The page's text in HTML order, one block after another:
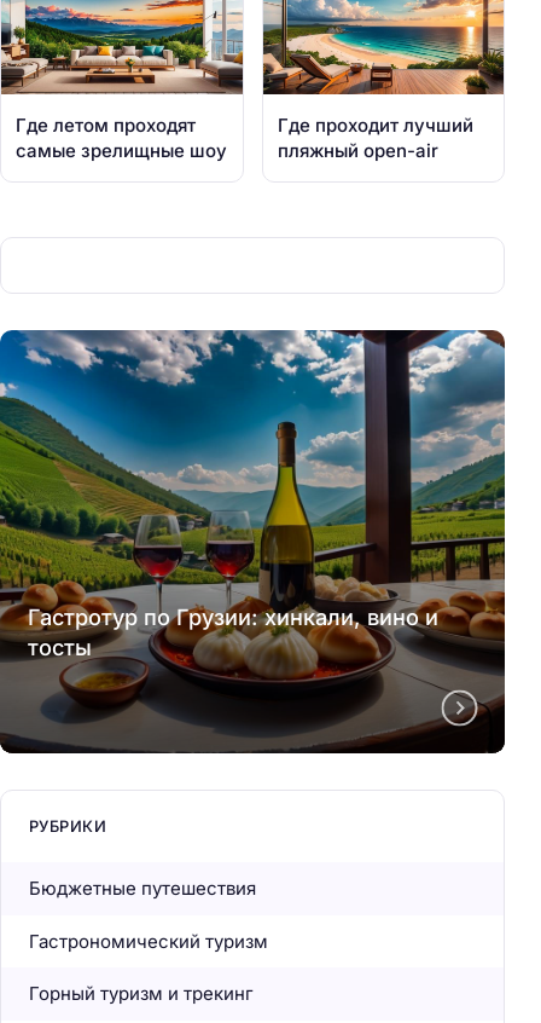
Где летом проходят
самые зрелищные шоу
Где проходит лучший
пляжный open-air
Гастротур по Грузии: хинкали, вино и
тосты
РУБРИКИ
Бюджетные путешествия
Гастрономический туризм
Горный туризм и трекинг